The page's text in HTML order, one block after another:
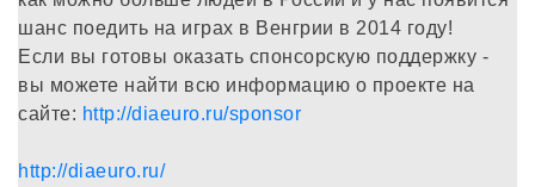
шанс поедить на играх в Венгрии в 2014 году!
Если вы готовы оказать спонсорскую поддержку -
вы можете найти всю информацию о проекте на
сайте: http://diaeuro.ru/sponsor
http://diaeuro.ru/